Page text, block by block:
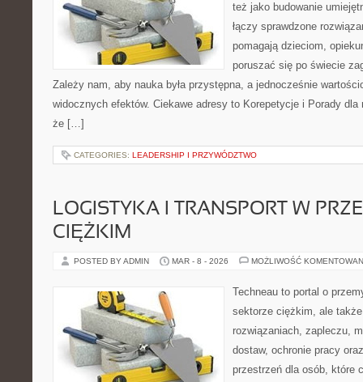
też jako budowanie
łączy sprawdzone
pomagają dzieciom,
poruszać się po świecie
Zależy nam, aby nauka była przystępna, a jednocześnie
widocznych efektów. Ciekawe adresy to Korepetycje i Porady dla
że […]
CATEGORIES: LEADERSHIP I PRZYWÓDZTWO
LOGISTYKA I TRANSPORT W
CIĘŻKIM
POSTED BY ADMIN MAR - 8 - 2026 MOŻLIWOŚĆ
Techneau to portal o
sektorze ciężkim, ale
rozwiązaniach, zapleczu,
dostaw, ochronie pracy
przestrzeń dla osób, które